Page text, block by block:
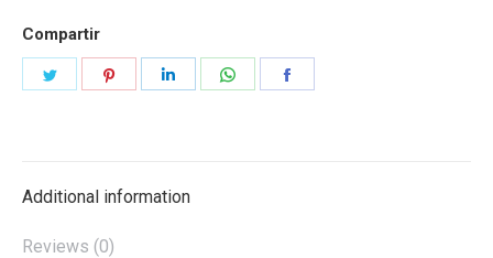
Compartir
Additional information
Reviews (0)